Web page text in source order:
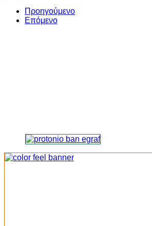
Share
Προηγούμενο
Επόμενο